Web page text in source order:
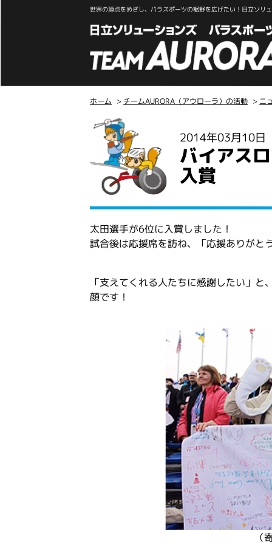
世界の頂点をめざし、パラスポーツの裾野を広げたい！日立ソリ
ホーム > チームAURORA（アウローラ）の活動 > ニ
2014年03月10日
バイアス
入賞
太田選手が6位に入賞しました！
試合後は応援席を訪ね、「応援ありがと
「支えてくれる人たちに感謝したい」
顔です！
（